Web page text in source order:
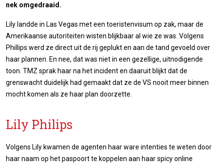
nek omgedraaid.
Lily landde in Las Vegas met een toeristenvisum op zak, maar de
Amerikaanse autoriteiten wisten blijkbaar al wie ze was. Volgens
Phillips werd ze direct uit de rij geplukt en aan de tand gevoeld over
haar plannen. En nee, dat was niet in een gezellige, uitnodigende
toon. TMZ sprak haar na het incident en daaruit blijkt dat de
grenswacht duidelijk had gemaakt dat ze de VS nooit meer binnen
mocht komen als ze haar plan doorzette.
Lily Philips
Volgens Lily kwamen de agenten haar ware intenties te weten door
haar naam op het paspoort te koppelen aan haar spicy online